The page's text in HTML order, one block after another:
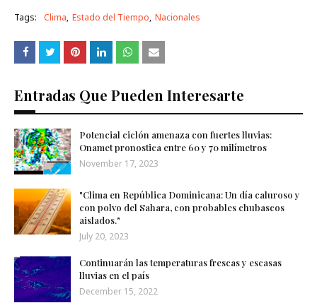
Tags: Clima Estado del Tiempo Nacionales
Entradas Que Pueden Interesarte
Potencial ciclón amenaza con fuertes lluvias:
Onamet pronostica entre 60 y 70 milímetros
November 17, 2023
"Clima en República Dominicana: Un día caluroso y
con polvo del Sahara, con probables chubascos
aislados."
July 20, 2023
Continuarán las temperaturas frescas y escasas
lluvias en el país
December 15, 2022